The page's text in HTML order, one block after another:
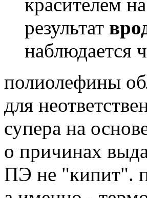
результат
наблюдается
полиолефины
для
супера на
о причинах
ПЭ не "кипит".